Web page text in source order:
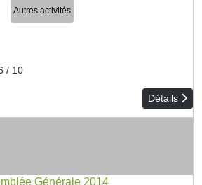
Autres activités
/ 10
Détails
Générale 2014